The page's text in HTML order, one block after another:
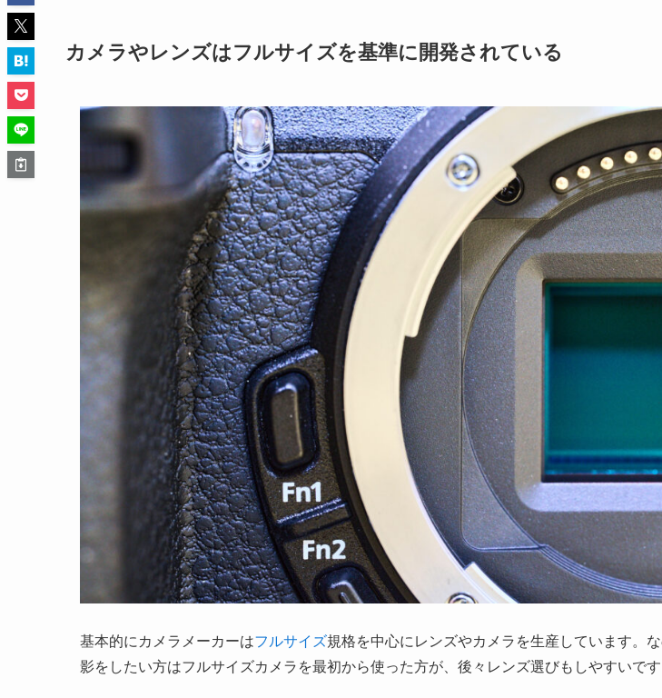
カメラやレンズはフルサイズを基準に開発されている
基本的にカメラメーカーはフルサイズ規格を中心にレンズやカメラを生産しています。
影をしたい方はフルサイズカメラを最初から使った方が、後々レンズ選びもしやすいです